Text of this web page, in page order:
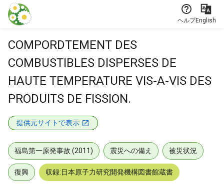
本文に飛ぶ
ヘルプEnglish
COMPORDTEMENT DES
COMBUSTIBLES DISPERSES DE
HAUTE TEMPERATURE VIS-A-VIS DES
PRODUITS DE FISSION.
提供元サイトで表示
福島第一原発事故 (2011) 震災への備え 被災状況
復興 収録:日本原子力研究開発機構図書館蔵書